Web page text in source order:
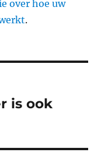
over hoe uw
.
is ook